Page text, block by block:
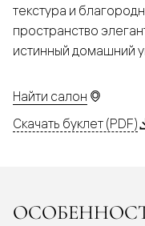
текстура и
пространство
истинный домашний
Найти салон
Скачать буклет (PDF)